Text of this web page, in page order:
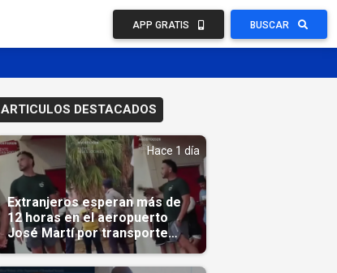
APP GRATIS BUSCAR
ARTICULOS DESTACADOS
Hace 1 día
Extranjeros esperan más de
12 horas en el aeropuerto
José Martí por transporte
reservado semanas
antes(Video)